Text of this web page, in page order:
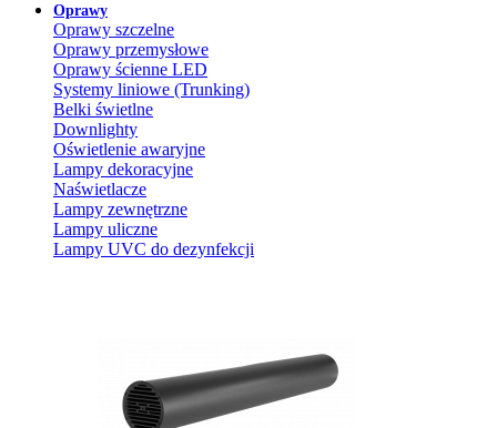
Oprawy
Oprawy szczelne
Oprawy przemysłowe
Oprawy ścienne LED
Systemy liniowe (Trunking)
Belki świetlne
Downlighty
Oświetlenie awaryjne
Lampy dekoracyjne
Naświetlacze
Lampy zewnętrzne
Lampy uliczne
Lampy UVC do dezynfekcji